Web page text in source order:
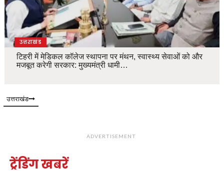
उत्तराखंड
टिहरी में मेडिकल कॉलेज स्थापना पर मंथन, स्वास्थ्य सेवाओं को और
मजबूत करेगी सरकार: मुख्यमंत्री धामी…
उत्तराखंड
ADVERTISEMENT
ट्रेंडिंग खबरें